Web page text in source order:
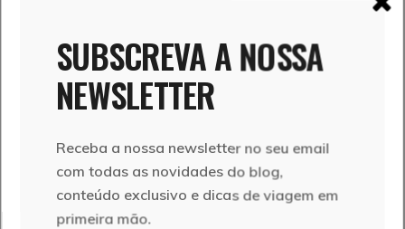
fotografia, natureza, trilhos
Partilhar
SUBSCREVA A NOSSA
NEWSLETTER
Receba a nossa newsletter no seu email
com todas as novidades do blog,
conteúdo exclusivo e dicas de viagem em
primeira mão.